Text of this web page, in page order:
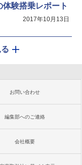
験搭乗レポート
2017年10月13日
お問い合わせ
編集部へのご連絡
会社概要